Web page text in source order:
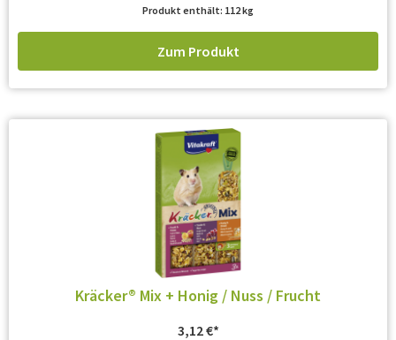
Produkt enthält: 112kg
Zum Produkt
Kräcker® Mix + Honig / Nuss / Frucht
3,12€